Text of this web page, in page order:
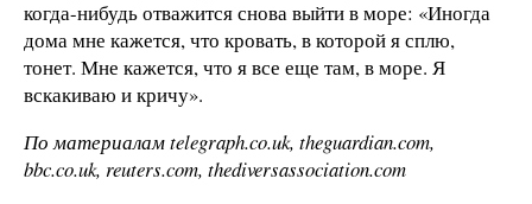
когда-нибудь отважится снова выйти в море: «Иногда
дома мне кажется, что кровать, в которой я сплю,
тонет. Мне кажется, что я все еще там, в море. Я
вскакиваю и кричу».
По материалам telegraph.co.uk, theguardian.com,
bbc.co.uk, reuters.com, thediversassociation.com